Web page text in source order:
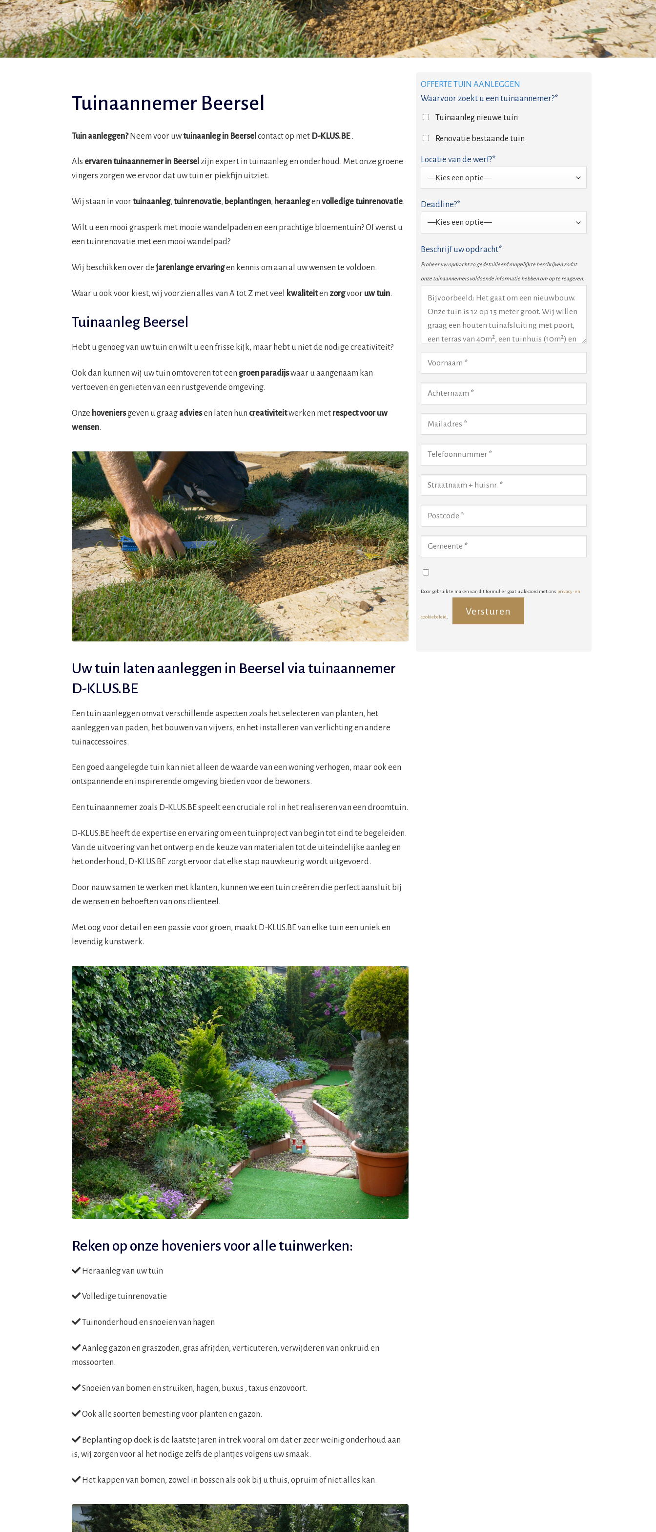
Tuinaannemer Beersel
Tuin aanleggen?Neem voor uwtuinaanleg in Beersel contact op met D-KLUS.BE.
Als ervaren tuinaannemer in Beersel zijn expert in tuinaanleg en onderhoud. Met onze groene
vingers zorgen we ervoor dat uw tuin er piekfijn uitziet.
Wij staan in voortuinaanleg, tuinrenovatie, beplantingen, heraanlegen volledige tuinrenovatie.
Wilt u een mooi grasperk met mooie wandelpaden en een prachtige bloementuin? Of wenst u
een tuinrenovatie met een mooi wandelpad?
Wij beschikken over dejarenlange ervaringen kennis om aan al uw wensen te voldoen.
Waar u ook voor kiest, wij voorzien alles van A tot Z met veel kwaliteiten zorgvoor uw tuin.
Tuinaanleg Beersel
Hebt u genoeg van uw tuin en wilt u een frisse kijk, maar hebt u niet de nodige creativiteit?
Ook dan kunnen wij uw tuin omtoveren tot een groen paradijswaar u aangenaam kan
vertoeven en genieten van een rustgevende omgeving.
Onze hoveniersgeven u graag adviesen laten hun creativiteitwerken met respect voor uw
wensen.
Uw tuin laten aanleggen in Beersel via tuinaannemer
D-KLUS.BE
Een tuin aanleggen omvat verschillende aspecten zoals het selecteren van planten, het
aanleggen van paden, het bouwen van vijvers, en het installeren van verlichting en andere
tuinaccessoires.
Een goed aangelegde tuin kan niet alleen de waarde van een woning verhogen, maar ook een
ontspannende en inspirerende omgeving bieden voor de bewoners.
Een tuinaannemer zoals D-KLUS.BE speelt een cruciale rol in het realiseren van een droomtuin.
D-KLUS.BE heeft de expertise en ervaring om een tuinproject van begin tot eind te begeleiden.
Van de uitvoering van het ontwerp en de keuze van materialen tot de uiteindelijke aanleg en
het onderhoud, D-KLUS.BE zorgt ervoor dat elke stap nauwkeurig wordt uitgevoerd.
Door nauw samen te werken met klanten, kunnen we een tuin creëren die perfect aansluit bij
de wensen en behoeften van ons clienteel.
Met oog voor detail en een passie voor groen, maakt D-KLUS.BE van elke tuin een uniek en
levendig kunstwerk.
Reken op onze hoveniers voor alle tuinwerken:
Heraanleg van uw tuin
Volledige tuinrenovatie
Tuinonderhoud en snoeien van hagen
Aanleg gazon en graszoden, gras afrijden, verticuteren, verwijderen van onkruid en
mossoorten.
Snoeien van bomen en struiken, hagen, buxus , taxus enzovoort.
Ook alle soorten bemesting voor planten en gazon.
Beplanting op doek is de laatste jaren in trek vooral om dat er zeer weinig onderhoud aan
is, wij zorgen voor al het nodige zelfs de plantjes volgens uw smaak.
Het kappen van bomen, zowel in bossen als ook bij u thuis, opruim of niet alles kan.
OFFERTE TUIN AANLEGGEN
Waarvoor zoekt u een tuinaannemer?*
Tuinaanleg nieuwe tuin
Renovatie bestaande tuin
Locatie van de werf?*
Deadline?*
Beschrijf uw opdracht*
Probeer uw opdracht zo gedetailleerd mogelijk te beschrijven zodat
onze tuinaannemers voldoende informatie hebben om op te reageren.
Door gebruik te maken van dit formulier gaat u akkoord met ons privacy- en
cookiebeleid